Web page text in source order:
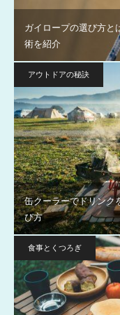
ガイロープの選び方と
術を紹介
アウトドアの秘訣
缶クーラーでドリンク
び方
食事とくつろぎ